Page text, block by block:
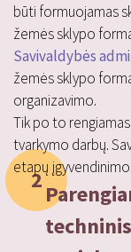
būti formuojamas
žemės sklypo
Savivaldybės
žemės sklypo
organizavimo.
Tik po to
tvarkymo darbų.
etapų įgyvendinimo.
2
techninis